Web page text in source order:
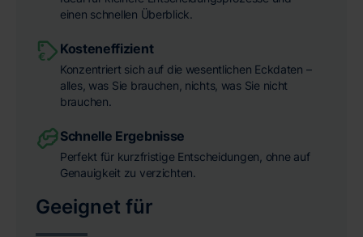
einen schnellen Überblick.
Kosteneffizient
Konzentriert sich auf die wesentlichen Eckdaten –
alles, was Sie brauchen, nichts, was Sie nicht
brauchen.
Schnelle Ergebnisse
Perfekt für kurzfristige Entscheidungen, ohne auf
Genauigkeit zu verzichten.
Geeignet für